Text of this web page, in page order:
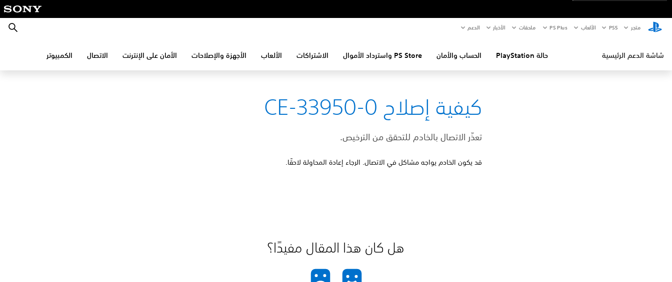
متجر PS5‏ الألعاب PS Plus ملحقات الأخبار الدعم بحث
شاشة الدعم الرئيسية حالة PlayStation الحساب والأمان PS Store واسترداد الأموال الاشتراكات الألعاب الأجهزة والإصلاحات الأمان على الإنترنت الاتصال الكمبيوتر
كيفية إصلاح CE-33950-0
تعذّر الاتصال بالخادم للتحقق من الترخيص.
قد يكون الخادم يواجه مشاكل في الاتصال. الرجاء إعادة المحاولة لاحقًا.
هل كان هذا المقال مفيدًا؟